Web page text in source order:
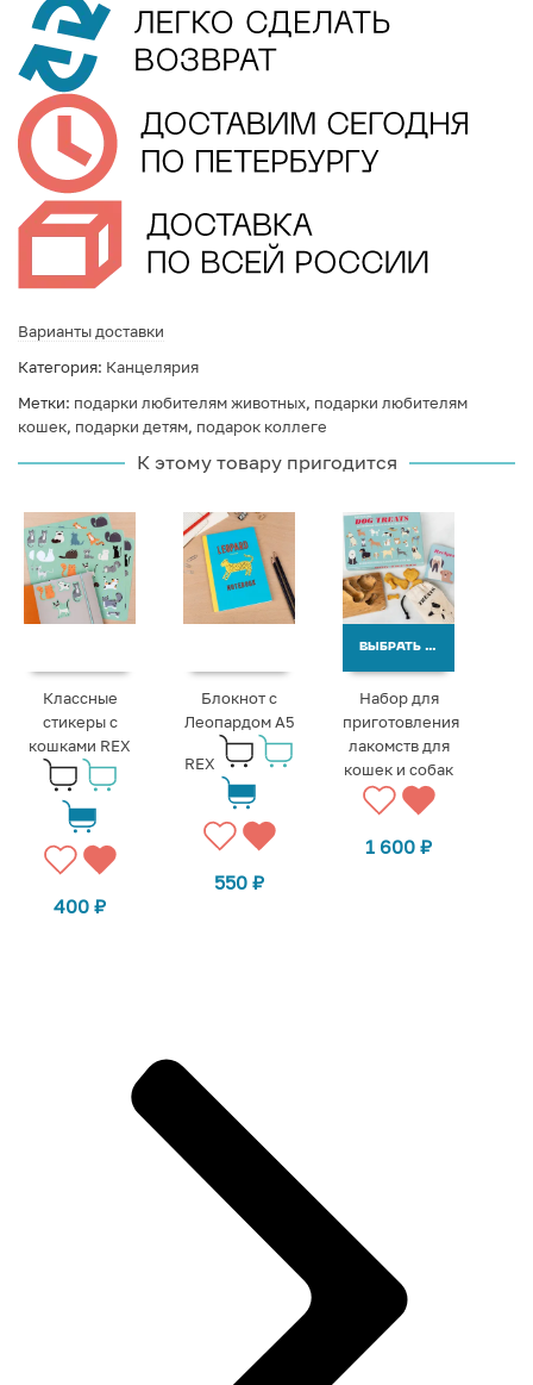
Варианты доставки
Категория: Канцелярия
Метки: подарки любителям животных, подарки любителям
кошек, подарки детям, подарок коллеге
К этому товару пригодится
Классные
стикеры с
кошками REX
400₽
Блокнот с
Леопардом A5
REX
550₽
ВЫБРАТЬ ВАРИАНТЫ
Набор для
приготовления
лакомств для
кошек и собак
1 600₽